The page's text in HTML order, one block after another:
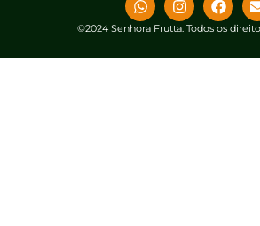
©2024 Senhora Frutta. Todos os